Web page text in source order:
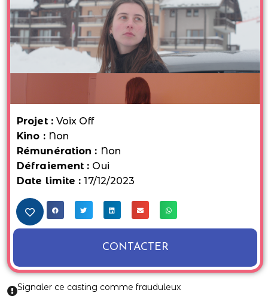
Projet : Voix Off
Kino : Non
Rémunération : Non
Défraiement : Oui
Date limite :17/12/2023
CONTACTER
Signaler ce casting comme frauduleux